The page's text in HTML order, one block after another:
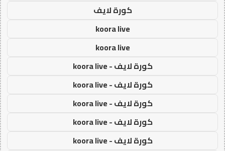
كورة لايف
koora live
koora live
كورة لايف - koora live
كورة لايف - koora live
كورة لايف - koora live
كورة لايف - koora live
كورة لايف - koora live